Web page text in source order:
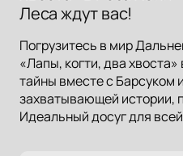
Леса ждут вас!
Погрузитесь в мир
«Лапы, когти, два
тайны вместе с Барсуком
захватывающей истории,
Идеальный досуг для